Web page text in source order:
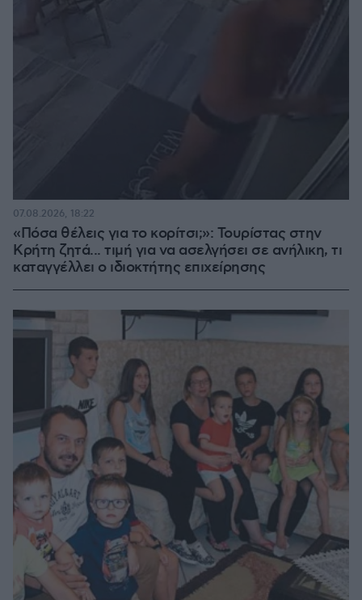
«Πόσα θέλεις για το κορίτσι;»: Τουρίστας στην
Κρήτη ζητά... τιμή για να ασελγήσει σε ανήλικη, τι
καταγγέλλει ο ιδιοκτήτης επιχείρησης
07.08.2026, 18:22